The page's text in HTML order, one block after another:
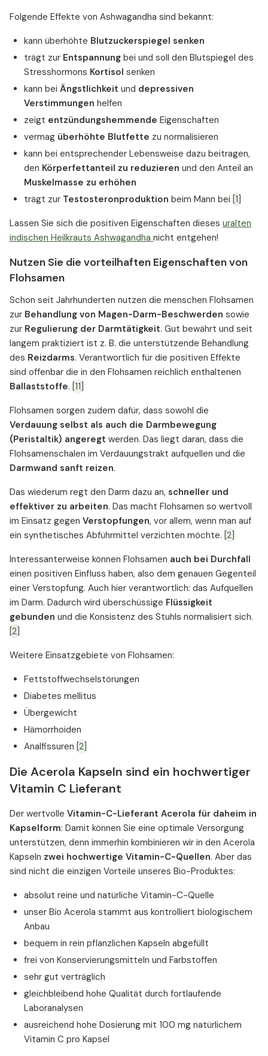
Folgende Effekte von Ashwagandha sind bekannt:
kann überhöhte Blutzuckerspiegel senken
trägt zur Entspannung bei und soll den Blutspiegel des
Stresshormons Kortisol senken
kann bei Ängstlichkeit und depressiven
Verstimmungen helfen
zeigt entzündungshemmende Eigenschaften
vermag überhöhte Blutfette zu normalisieren
kann bei entsprechender Lebensweise dazu beitragen,
den Körperfettanteil zu reduzieren und den Anteil an
Muskelmasse zu erhöhen
trägt zur Testosteronproduktion beim Mann bei [1]
Lassen Sie sich die positiven Eigenschaften dieses uralten
indischen Heilkrauts Ashwagandha nicht entgehen!
Nutzen Sie die vorteilhaften Eigenschaften von
Flohsamen
Schon seit Jahrhunderten nutzen die menschen Flohsamen
zur Behandlung von Magen-Darm-Beschwerden sowie
zur Regulierung der Darmtätigkeit. Gut bewährt und seit
langem praktiziert ist z. B. die unterstützende Behandlung
des Reizdarms. Verantwortlich für die positiven Effekte
sind offenbar die in den Flohsamen reichlich enthaltenen
Ballaststoffe. [11]
Flohsamen sorgen zudem dafür, dass sowohl die
Verdauung selbst als auch die Darmbewegung
(Peristaltik) angeregt werden. Das liegt daran, dass die
Flohsamenschalen im Verdauungstrakt aufquellen und die
Darmwand sanft reizen.
Das wiederum regt den Darm dazu an, schneller und
effektiver zu arbeiten. Das macht Flohsamen so wertvoll
im Einsatz gegen Verstopfungen, vor allem, wenn man auf
ein synthetisches Abführmittel verzichten möchte. [2]
Interessanterweise können Flohsamen auch bei Durchfall
einen positiven Einfluss haben, also dem genauen Gegenteil
einer Verstopfung. Auch hier verantwortlich: das Aufquellen
im Darm. Dadurch wird überschüssige Flüssigkeit
gebunden und die Konsistenz des Stuhls normalisiert sich.
[2]
Weitere Einsatzgebiete von Flohsamen:
Fettstoffwechselstörungen
Diabetes mellitus
Übergewicht
Hämorrhoiden
Analfissuren [2]
Die Acerola Kapseln sind ein hochwertiger
Vitamin C Lieferant
Der wertvolle Vitamin-C-Lieferant Acerola für daheim in
Kapselform: Damit können Sie eine optimale Versorgung
unterstützen, denn immerhin kombinieren wir in den Acerola
Kapseln zwei hochwertige Vitamin-C-Quellen. Aber das
sind nicht die einzigen Vorteile unseres Bio-Produktes:
absolut reine und natürliche Vitamin-C-Quelle
unser Bio Acerola stammt aus kontrolliert biologischem
Anbau
bequem in rein pflanzlichen Kapseln abgefüllt
frei von Konservierungsmitteln und Farbstoffen
sehr gut verträglich
gleichbleibend hohe Qualität durch fortlaufende
Laboranalysen
ausreichend hohe Dosierung mit 100 mg natürlichem
Vitamin C pro Kapsel